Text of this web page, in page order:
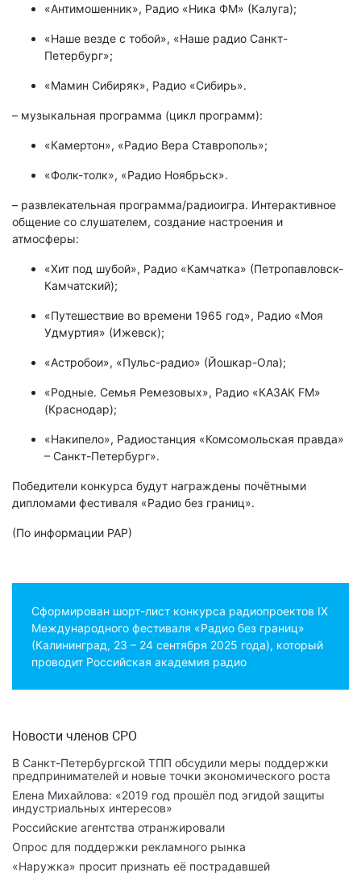
«Антимошенник», Радио «Ника ФМ» (Калуга);
«Наше везде с тобой», «Наше радио Санкт-
Петербург»;
«Мамин Сибиряк», Радио «Сибирь».
– музыкальная программа (цикл программ):
«Камертон», «Радио Вера Ставрополь»;
«Фолк-толк», «Радио Ноябрьск».
– развлекательная программа/радиоигра. Интерактивное
общение со слушателем, создание настроения и
атмосферы:
«Хит под шубой», Радио «Камчатка» (Петропавловск-
Камчатский);
«Путешествие во времени 1965 год», Радио «Моя
Удмуртия» (Ижевск);
«Астробои», «Пульс-радио» (Йошкар-Ола);
«Родные. Семья Ремезовых», Радио «КАЗАК FM»
(Краснодар);
«Накипело», Радиостанция «Комсомольская правда»
– Санкт-Петербург».
Победители конкурса будут награждены почётными
дипломами фестиваля «Радио без границ».
(По информации РАР)
Сформирован шорт-лист конкурса радиопроектов IX
Международного фестиваля «Радио без границ»
(Калининград, 23 – 24 сентября 2025 года), который
проводит Российская академия радио
Новости членов СРО
В Санкт-Петербургской ТПП обсудили меры поддержки
предпринимателей и новые точки экономического роста
Елена Михайлова: «2019 год прошёл под эгидой защиты
индустриальных интересов»
Российские агентства отранжировали
Опрос для поддержки рекламного рынка
«Наружка» просит признать её пострадавшей